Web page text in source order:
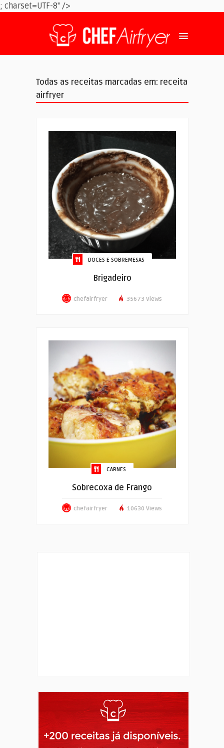
; charset=UTF-8" />
Todas as receitas marcadas em: receita
airfryer
DOCES E SOBREMESAS
Brigadeiro
chefairfryer 35673 Views
CARNES
Sobrecoxa de Frango
chefairfryer 10630 Views